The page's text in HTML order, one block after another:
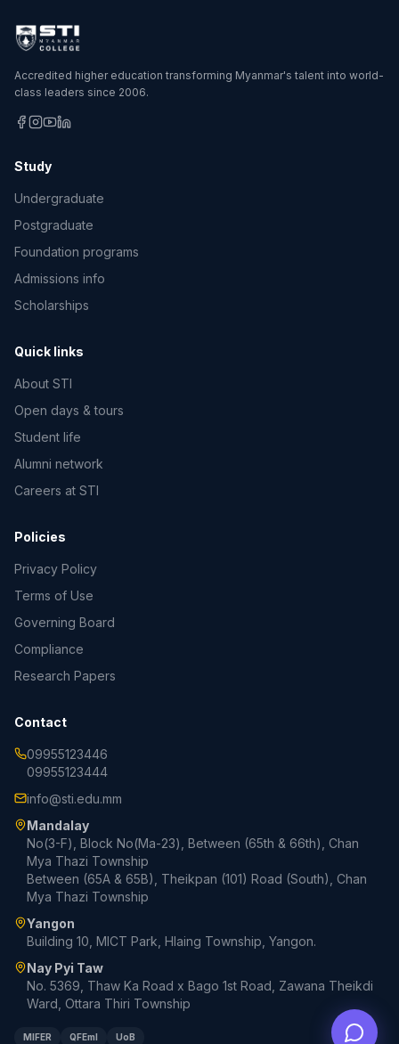
Accredited higher education transforming Myanmar's talent into world-
class leaders since 2006.
Study
Undergraduate
Postgraduate
Foundation programs
Admissions info
Scholarships
Quick links
About STI
Open days & tours
Student life
Alumni network
Careers at STI
Policies
Privacy Policy
Terms of Use
Governing Board
Compliance
Research Papers
Contact
09955123446
09955123444
info@sti.edu.mm
Mandalay
No(3-F), Block No(Ma-23), Between (65th & 66th), Chan
Mya Thazi Township
Between (65A & 65B), Theikpan (101) Road (South), Chan
Mya Thazi Township
Yangon
Building 10, MICT Park, Hlaing Township, Yangon.
Nay Pyi Taw
No. 5369, Thaw Ka Road x Bago 1st Road, Zawana Theikdi
Ward, Ottara Thiri Township
MIFER QFEmI UoB